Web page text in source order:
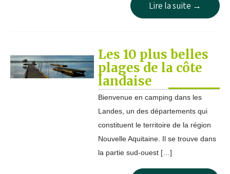
Lire la suite →
Les 10 plus belles
plages de la côte
landaise
Bienvenue en camping dans les
Landes, un des départements qui
constituent le territoire de la région
Nouvelle Aquitaine. Il se trouve dans
la partie sud-ouest […]